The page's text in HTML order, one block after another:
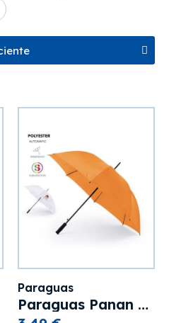
Paraguas
Paraguas Panan 130 CM XL